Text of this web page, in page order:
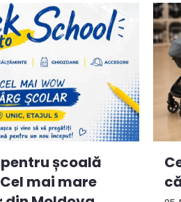
școală
mai mare